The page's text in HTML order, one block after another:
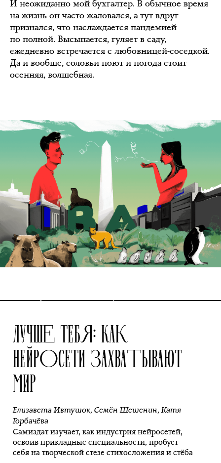
И неожиданно мой бухгалтер. В обычное время
на жизнь он часто жаловался, а тут вдруг
признался, что наслаждается пандемией
по полной. Высыпается, гуляет в саду,
ежедневно встречается с любовницей-соседкой.
Да и вообще, соловьи поют и погода стоит
осенняя, волшебная.
ЛУЧШЕ ТЕБЯ: КАК
НЕЙРОСЕТИ ЗАХВАТЫВАЮТ
МИР
Елизавета Ивтушок,Семён Шешенин,Катя
Горбачёва
Самиздат изучает, как индустрия нейросетей,
освоив прикладные специальности, пробует
себя на творческой стезе стихосложения и стёба